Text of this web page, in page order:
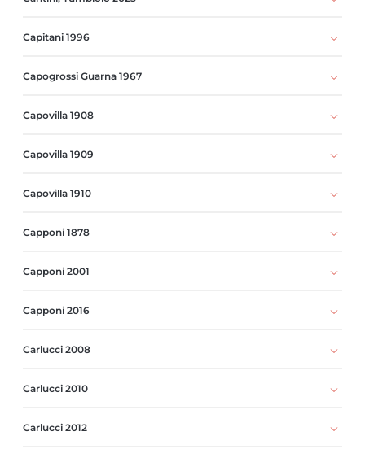
Capitani 1996
Capogrossi Guarna 1967
Capovilla 1908
Capovilla 1909
Capovilla 1910
Capponi 1878
Capponi 2001
Capponi 2016
Carlucci 2008
Carlucci 2010
Carlucci 2012